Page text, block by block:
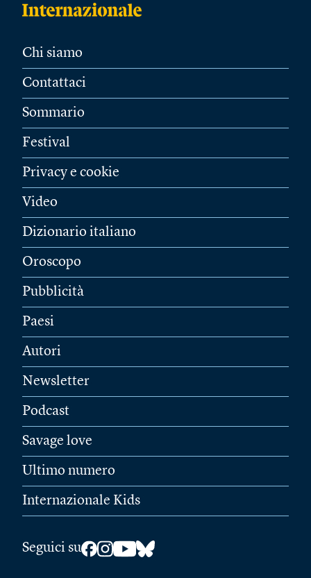
Chi siamo
Contattaci
Sommario
Festival
Privacy e cookie
Video
Dizionario italiano
Oroscopo
Pubblicità
Paesi
Autori
Newsletter
Podcast
Savage love
Ultimo numero
Internazionale Kids
Seguici su